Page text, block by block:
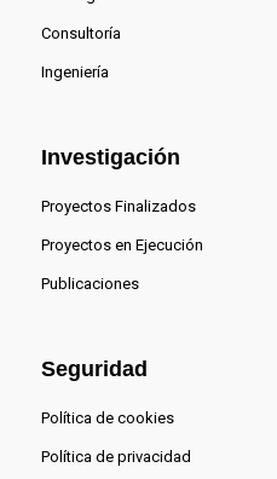
Consultoría
Ingeniería
Investigación
Proyectos Finalizados
Proyectos en Ejecución
Publicaciones
Seguridad
Política de cookies
Política de privacidad